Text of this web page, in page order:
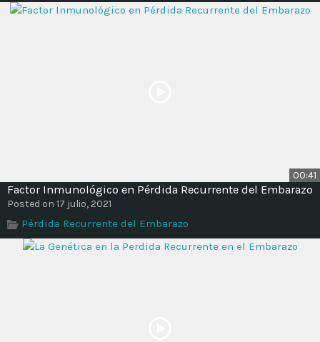
00:41
Factor Inmunológico en Pérdida Recurrente del Embarazo
Posted on 17 julio, 2021
Pérdida Recurrente del Embarazo